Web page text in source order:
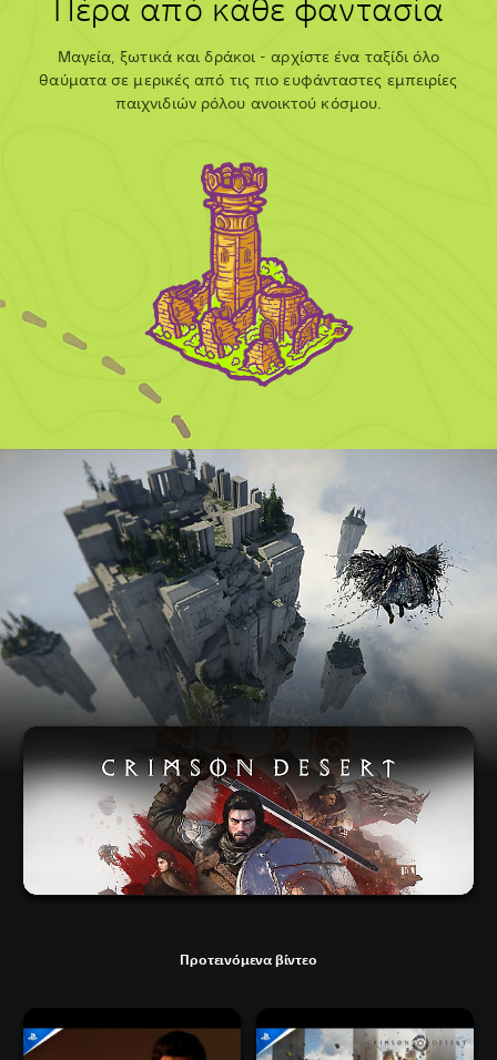
Πέρα από κάθε φαντασία
Μαγεία, ξωτικά και δράκοι - αρχίστε ένα ταξίδι όλο
θαύματα σε μερικές από τις πιο ευφάνταστες εμπειρίες
παιχνιδιών ρόλου ανοικτού κόσμου.
Προτεινόμενα βίντεο